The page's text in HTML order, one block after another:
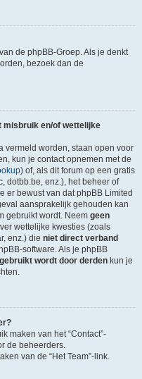
de phpBB-Groep. Als je denkt
bezoek dan de
misbruik en/of wettelijke
vermeld worden, staan open voor
kun je contact opnemen met de
) of, als dit forum op een gratis
dotbb.be, enz.), het beheer of
er bewust van dat phpBB Limited
aansprakelijk gehouden kan
gebruikt wordt. Neem geen
wettelijke kwesties (zoals
enz.) die niet direct verband
software. Als je phpBB
gebruikt wordt door derden kun je
maken van het “Contact”-
de beheerders.
van de “Het Team”-link.